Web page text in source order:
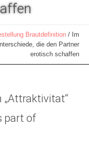
Brautdefinition / Im
die den Partner
erotisch schaffen
„Attraktivitat“
part of